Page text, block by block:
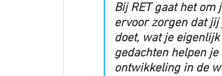
Bij RET gaat het om
ervoor zorgen dat
doet, wat je
gedachten helpen
ontwikkeling in de